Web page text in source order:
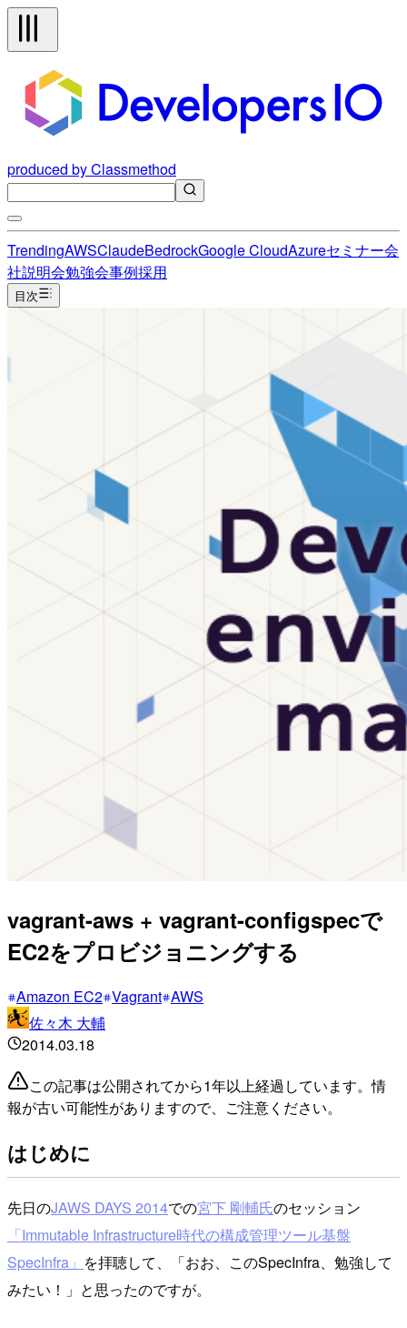
produced by Classmethod
TrendingAWSClaudeBedrockGoogle CloudAzureセミナー会
社説明会勉強会事例採用
目次
vagrant-aws + vagrant-configspecで
EC2をプロビジョニングする
Amazon EC2 Vagrant AWS
佐々木 大輔
2014.03.18
この記事は公開されてから1年以上経過しています。情
報が古い可能性がありますので、ご注意ください。
はじめに
先日のJAWS DAYS 2014での宮下 剛輔氏のセッション
「Immutable Infrastructure時代の構成管理ツール基盤
SpecInfra」 を拝聴して、「おお、このSpecInfra、勉強して
みたい！」と思ったのですが。